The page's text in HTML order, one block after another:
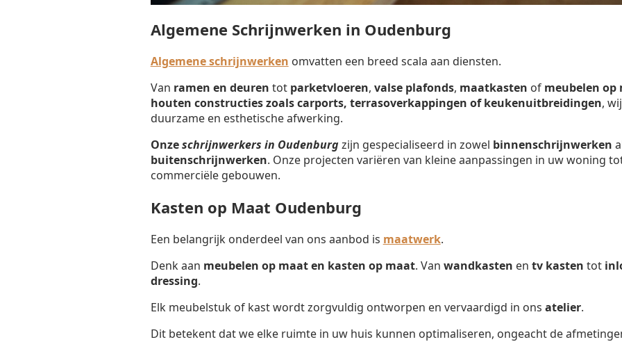
Algemene Schrijnwerken in Oudenburg
Algemene schrijnwerken omvatten een breed scala aan diensten.
Van ramen en deuren tot parketvloeren, valse plafonds, maatkasten of meubelen op
houten constructies zoals carports, terrasoverkappingen of keukenuitbreidingen,
duurzame en esthetische afwerking.
Onzeschrijnwerkers in Oudenburgzijn gespecialiseerd in zowel binnenschrijnwerken
buitenschrijnwerken. Onze projecten variëren van kleine aanpassingen in uw woning
commerciële gebouwen.
Kasten op Maat Oudenburg
Een belangrijk onderdeel van ons aanbod is maatwerk.
Denk aan meubelen op maat en kasten op maat. Van wandkasten en tv kasten tot
dressing.
Elk meubelstuk of kast wordt zorgvuldig ontworpen en vervaardigd in ons atelier.
Dit betekent dat we elke ruimte in uw huis kunnen optimaliseren, ongeacht de